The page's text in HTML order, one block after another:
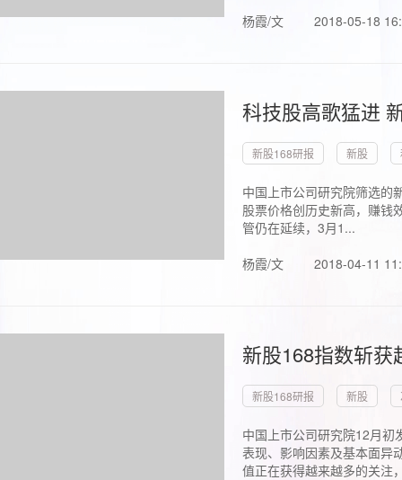
杨霞/文 2018-05-18
科技股高歌猛进
新股168研报 新股
中国上市公司研究院筛选的
股票价格创历史新高，赚钱
管仍在延续，3月1...
杨霞/文
2018-04-11
新股168指数斩
新股168研报 新股
中国上市公司研究院12月初
表现、影响因素及基本面异
值正在获得越来越多的关注